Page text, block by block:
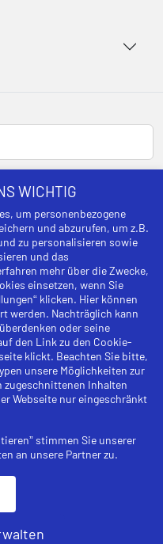
US Visa Service GmbH
WICHTIG
um personenbezogene
und abzurufen, um z.B.
zu personalisieren sowie
und das
mehr über die Zwecke,
einsetzen, wenn Sie
klicken. Hier können
werden. Nachträglich kann
oder seine
den Link zu den Cookie-
klickt. Beachten Sie bitte,
unsere Möglichkeiten zur
zugeschnittenen Inhalten
Webseite nur eingeschränkt
stimmen Sie unserer
an unsere Partner zu.